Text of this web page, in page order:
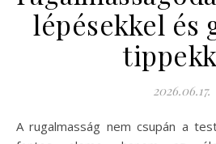
lépésekkel és
2026.06.17.
A rugalmasság nem csupán a testi mozgékonyság egyik